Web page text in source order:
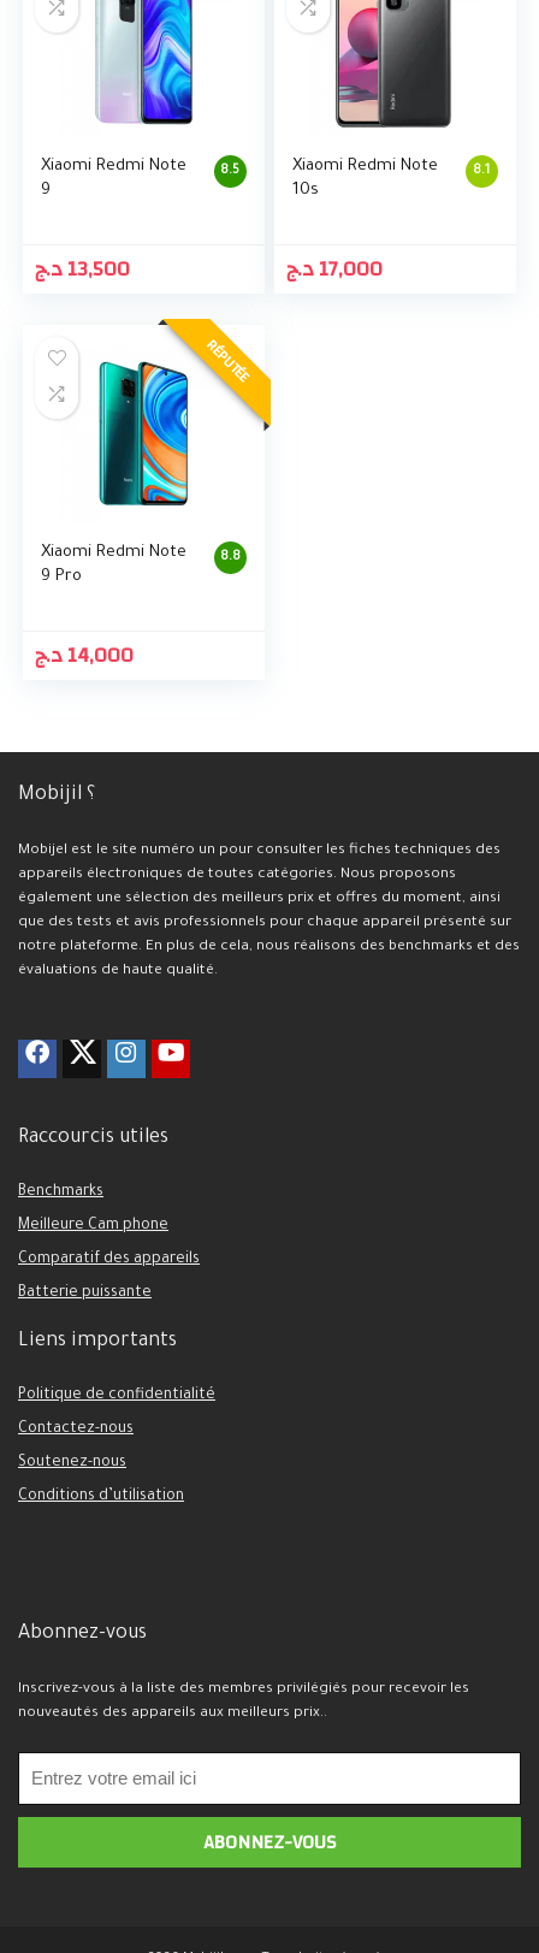
8.5
Xiaomi Redmi Note
9
13,500د.ج
8.1
Xiaomi Redmi Note
10s
17,000د.ج
RÉPUTÉE
8.8
Xiaomi Redmi Note
9 Pro
14,000د.ج
Mobijil ؟
Mobijel est le site numéro un pour consulter les fiches techniques des
appareils électroniques de toutes catégories. Nous proposons
également une sélection des meilleurs prix et offres du moment, ainsi
que des tests et avis professionnels pour chaque appareil présenté sur
notre plateforme. En plus de cela, nous réalisons des benchmarks et des
évaluations de haute qualité.
Raccourcis utiles
Benchmarks
Meilleure Cam phone
Comparatif des appareils
Batterie puissante
Liens importants
Politique de confidentialité
Contactez-nous
Soutenez-nous
Conditions d’utilisation
Abonnez-vous
Inscrivez-vous à la liste des membres privilégiés pour recevoir les
nouveautés des appareils aux meilleurs prix..